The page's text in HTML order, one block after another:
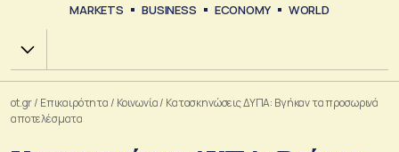
MARKETS BUSINESS ECONOMY WORLD
Χ.Α.
ot.gr/ Επικαιρότητα / Κοινωνία/ Κατασκηνώσεις ΔΥΠΑ: Βγήκαν τα προσωρινά
αποτελέσματα